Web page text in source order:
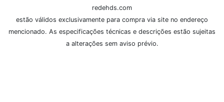
redehds.com
estão válidos exclusivamente para compra via site no endereço
mencionado. As especificações técnicas e descrições estão sujeitas
a alterações sem aviso prévio.